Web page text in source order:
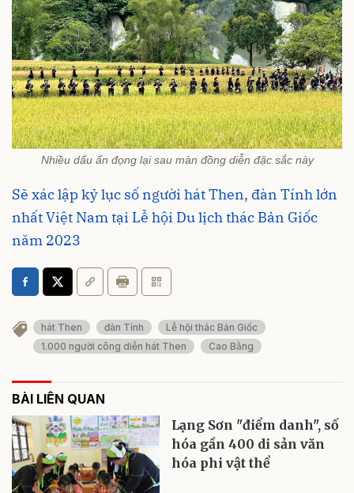
Nhiều dấu ấn đọng lại sau màn đồng diễn đặc sắc này
Sẽ xác lập kỷ lục số người hát Then, đàn Tính lớn
nhất Việt Nam tại Lễ hội Du lịch thác Bản Giốc
năm 2023
hát Then đàn Tính
Lễ hội thác Bản Giốc
1.000 người công diễn hát Then
Cao Bằng
BÀI LIÊN QUAN
Lạng Sơn "điểm danh", số
hóa gần 400 di sản văn
hóa phi vật thể